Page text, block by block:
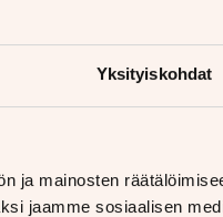
Yksityiskohdat
ja mainosten
jaamme sosiaalisen